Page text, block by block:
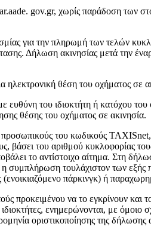
gov.gr, χωρίς παράδοση των
για την πληρωμή των τελών
Δήλωση ακινησίας μετά την
ηλεκτρονική θέση του οχήματος σε
ευθύνη του ιδιοκτήτη ή κατόχου
θέσης του οχήματος σε ακινησία.
προσωπικούς του κωδικούς
του αριθμού κυκλοφορίας
το αντίστοιχο αίτημα. Στη
η συμπλήρωση τουλάχιστον των
πάρκινγκ) ή
προκειμένου να το εγκρίνουν και
ενημερώνονται, με όμοιο
οριστικοποίησης της δήλωσης